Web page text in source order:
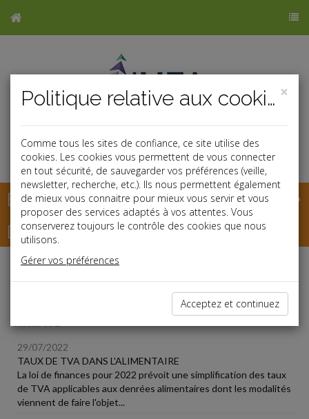
Base documentaire
Dépêches
Liste des dernières dépêches
29/07/2022
TAUX DE TVA DANS L'ALIMENTAIRE
La loi de finances pour 2022 prévoit une simplification des taux
de TVA applicables aux denrées alimentaires dont les modalités
viennent de faire l'objet...
×
Politique relative aux cookies
Comme tous les sites de confiance, ce site utilise des
cookies. Les cookies vous permettent de vous connecter
en tout sécurité, de sauvegarder vos préférences (veille,
newsletter, recherche, etc.). Ils nous permettent également
de mieux vous connaitre pour mieux vous servir et vous
proposer des services adaptés à vos attentes. Vous
conserverez toujours le contrôle des cookies que nous
utilisons.
Gérer vos préférences
Acceptez et continuez